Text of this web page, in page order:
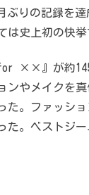
りの記録を達
史上初の快挙
××』が約
ンやメイクを
た。ファッシ
。ベストジ